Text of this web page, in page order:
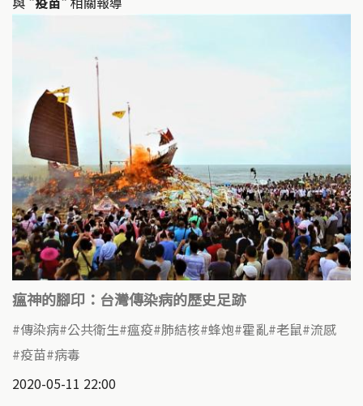
瘟神的腳印：台灣傳染病的歷史足跡
傳染病 公共衛生 瘟疫 肺結核 蜂炮 霍亂 老鼠 流感
疫苗 病毒
2020-05-11 22:00